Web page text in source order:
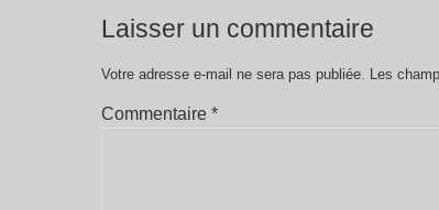
Laisser un commentaire
Votre adresse e-mail ne sera pas publiée. Les
Commentaire *